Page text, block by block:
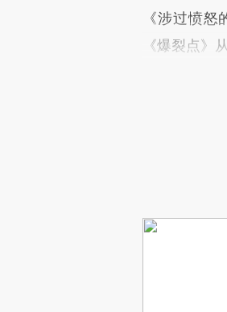
《涉过愤
《爆裂点》